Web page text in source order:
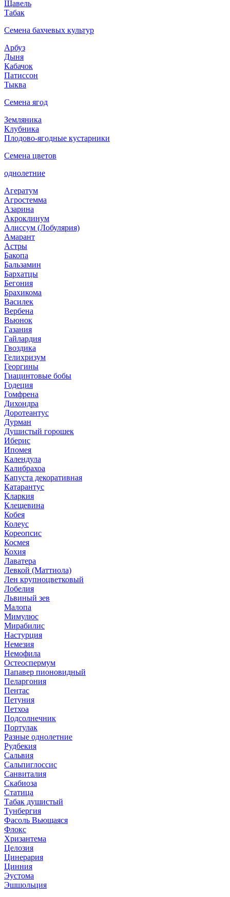
Щавель
Табак
Семена бахчевых культур
Арбуз
Дыня
Кабачок
Патиссон
Тыква
Семена ягод
Земляника
Клубника
Плодово-ягодные кустарники
Семена цветов
однолетние
Агератум
Агростемма
Азарина
Акроклинум
Алиссум (Лобулярия)
Амарант
Астры
Бакопа
Бальзамин
Бархатцы
Бегония
Брахикома
Василек
Вербена
Вьюнок
Газания
Гайлардия
Гвоздика
Гелихризум
Георгины
Гиацинтовые бобы
Годеция
Гомфрена
Дихондра
Доротеантус
Дурман
Душистый горошек
Иберис
Ипомея
Календула
Калибрахоа
Капуста декоративная
Катарантус
Кларкия
Клещевина
Кобея
Колеус
Кореопсис
Космея
Кохия
Лаватера
Левкой (Маттиола)
Лен крупноцветковый
Лобелия
Львиный зев
Малопа
Мимулюс
Мирабилис
Настурция
Немезия
Немофила
Остеоспермум
Папавер пионовидный
Пеларгония
Пентас
Петуния
Петхоа
Подсолнечник
Портулак
Разные однолетние
Рудбекия
Сальвия
Сальпиглоссис
Санвиталия
Скабиоза
Статица
Табак душистый
Тунбергия
Фасоль Вьющаяся
Флокс
Хризантема
Целозия
Цинерария
Цинния
Эустома
Эшшольция